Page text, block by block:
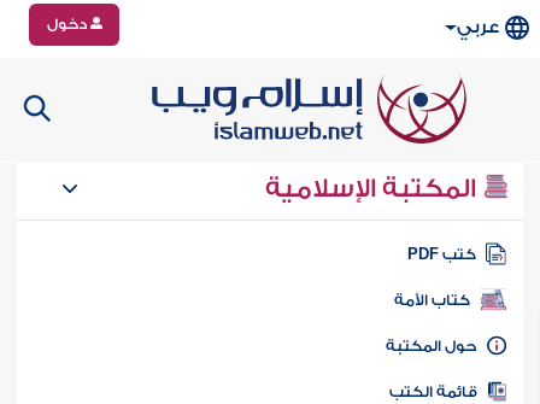
عربي دخول
المكتبة الإسلامية
كتب PDF
كتاب الأمة
المكتبة